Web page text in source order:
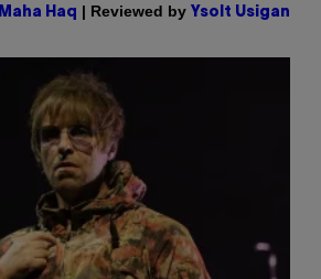
Maha Haq | Reviewed by Ysolt Usigan